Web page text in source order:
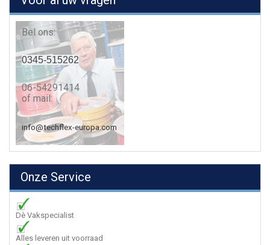
Bel ons:
0345-515262
06-54291414
of mail:
info@techflex-europa.com
Onze Service
Dè Vakspecialist
Alles leveren uit voorraad